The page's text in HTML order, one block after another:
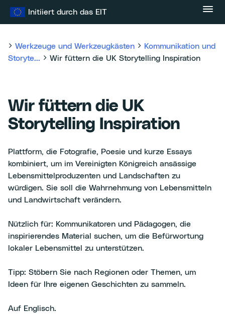
Inhalt
Initiiert durch das EIT
Werkzeuge und Werkzeugkästen
Kommunikation und
Storyte...
Wir füttern die UK Storytelling Inspiration
Wir füttern die UK
Storytelling Inspiration
Plattform, die Fotografie, Poesie und kurze Essays
kombiniert, um im Vereinigten Königreich ansässige
Lebensmittelproduzenten und Landschaften zu
würdigen. Sie soll die Wahrnehmung von Lebensmitteln
und Landwirtschaft verändern.
Nützlich für: Kommunikatoren und Pädagogen, die
inspirierendes Material suchen, um die Befürwortung
lokaler Lebensmittel zu unterstützen.
Tipp: Stöbern Sie nach Regionen oder Themen, um
Ideen für Ihre eigenen Geschichten zu sammeln.
Auf Englisch.